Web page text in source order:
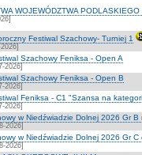
WOJEWÓDZTWA
Festiwal Szachowy- Turniej 1
Szachowy Feniksa - Open A
2026]
Szachowy Feniksa - Open B
2026]
Feniksa - C1 "Szansa na
2026]
w Niedźwiadzie Dolnej 2026 Gr
2026]
w Niedźwiadzie Dolnej 2026 Gr
2026]